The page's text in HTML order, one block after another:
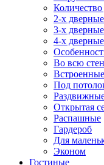
Количество
2-х дверные
3-х дверные
4-х дверные
Во всю
Под
Открытая
Распашные
Гардероб
Для
Эконом
Гостиные